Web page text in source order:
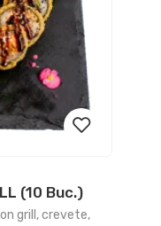
Add
(10 Buc.)
grill, crevete,